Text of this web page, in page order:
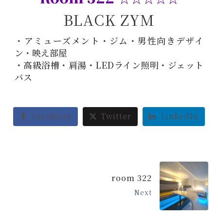
BLACK ZYM
・アミューズメント・ジム・男性向きデザイ
ン・映え部屋
・高級浴槽・肩湯・LEDライン照明・ジェット
バス
Facebook Twitter LinkedIn
room 322
Next